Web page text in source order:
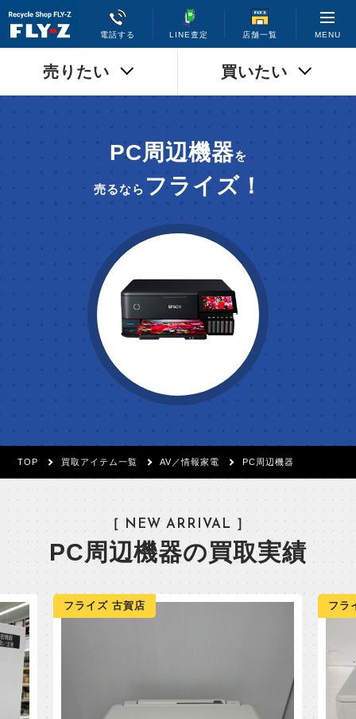
電話する LINE査定 店舗一覧 MENU
売りたい 買いたい
PC周辺機器を
売るなら フライズ！
TOP 買取アイテム一覧 AV／情報家電 PC周辺機器
［ NEW ARRIVAL ］
PC周辺機器の買取実績
フライズ 古賀店 フラ